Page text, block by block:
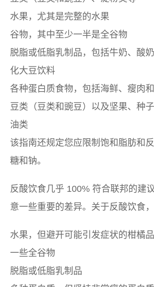
水果，尤其是完整的水果
谷物，其中至少一半是全谷物
脱脂或低脂乳制品，包括牛奶、酸
化大豆饮料
各种蛋白质食物，包括海鲜、瘦肉和
豆类（豆类和豌豆）以及坚果、种
油类
该指南还规定您应限制饱和脂肪和
糖和钠。
反酸饮食几乎 100% 符合联邦的建
意一些重要的差异。关于反酸饮食，
水果，但避开可能引发症状的柑橘
一些全谷物
脱脂或低脂乳制品